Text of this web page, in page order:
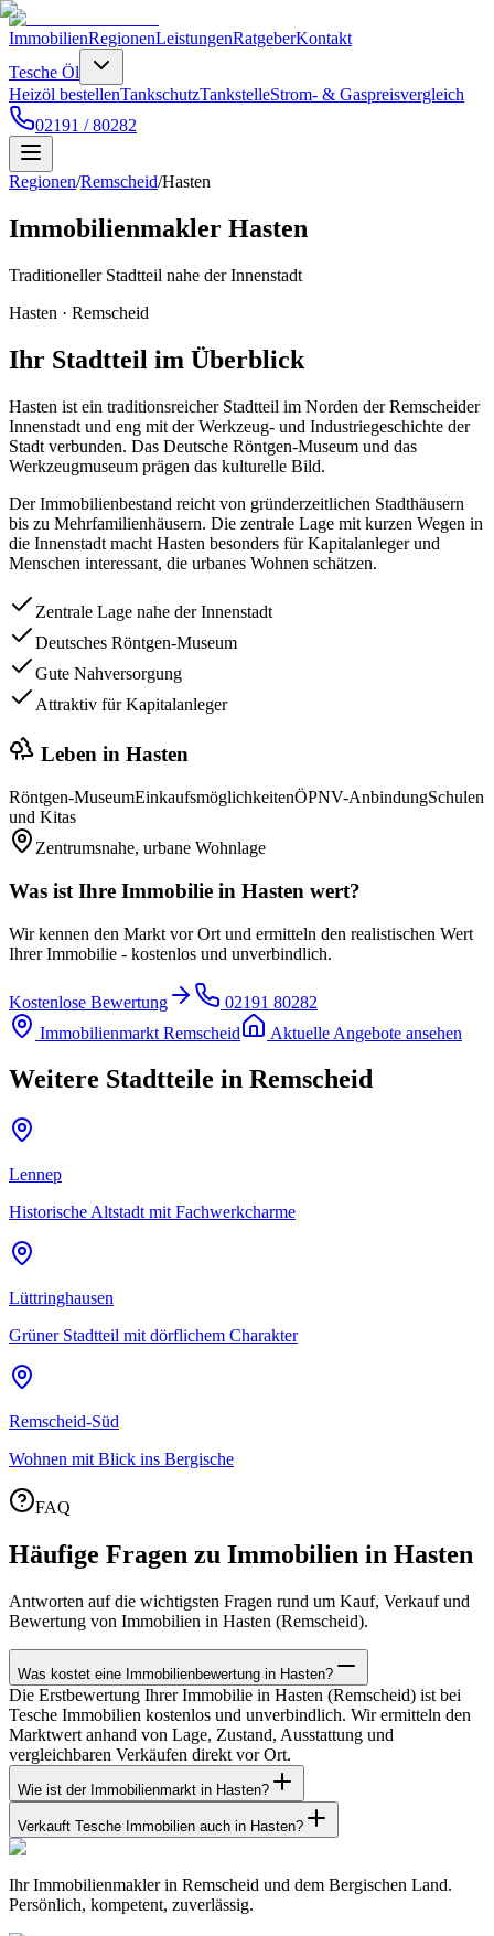
ImmobilienRegionenLeistungenRatgeberKontakt
Tesche Öl
Heizöl bestellenTankschutzTankstelleStrom- & Gaspreisvergleich
02191 / 80282
Regionen/Remscheid/Hasten
Immobilienmakler Hasten
Traditioneller Stadtteil nahe der Innenstadt
Hasten · Remscheid
Ihr Stadtteil im Überblick
Hasten ist ein traditionsreicher Stadtteil im Norden der Remscheider
Innenstadt und eng mit der Werkzeug- und Industriegeschichte der
Stadt verbunden. Das Deutsche Röntgen-Museum und das
Werkzeugmuseum prägen das kulturelle Bild.
Der Immobilienbestand reicht von gründerzeitlichen Stadthäusern
bis zu Mehrfamilienhäusern. Die zentrale Lage mit kurzen Wegen in
die Innenstadt macht Hasten besonders für Kapitalanleger und
Menschen interessant, die urbanes Wohnen schätzen.
Zentrale Lage nahe der Innenstadt
Deutsches Röntgen-Museum
Gute Nahversorgung
Attraktiv für Kapitalanleger
Leben in Hasten
Röntgen-MuseumEinkaufsmöglichkeitenÖPNV-AnbindungSchulen
und Kitas
Zentrumsnahe, urbane Wohnlage
Was ist Ihre Immobilie in Hasten wert?
Wir kennen den Markt vor Ort und ermitteln den realistischen Wert
Ihrer Immobilie - kostenlos und unverbindlich.
Kostenlose Bewertung
02191 80282
Immobilienmarkt Remscheid Aktuelle Angebote ansehen
Weitere Stadtteile in Remscheid
Lennep
Historische Altstadt mit Fachwerkcharme
Lüttringhausen
Grüner Stadtteil mit dörflichem Charakter
Remscheid-Süd
Wohnen mit Blick ins Bergische
FAQ
Häufige Fragen zu Immobilien in Hasten
Antworten auf die wichtigsten Fragen rund um Kauf, Verkauf und
Bewertung von Immobilien in Hasten (Remscheid).
Was kostet eine Immobilienbewertung in Hasten?
Die Erstbewertung Ihrer Immobilie in Hasten (Remscheid) ist bei
Tesche Immobilien kostenlos und unverbindlich. Wir ermitteln den
Marktwert anhand von Lage, Zustand, Ausstattung und
vergleichbaren Verkäufen direkt vor Ort.
Wie ist der Immobilienmarkt in Hasten?
Verkauft Tesche Immobilien auch in Hasten?
Ihr Immobilienmakler in Remscheid und dem Bergischen Land.
Persönlich, kompetent, zuverlässig.